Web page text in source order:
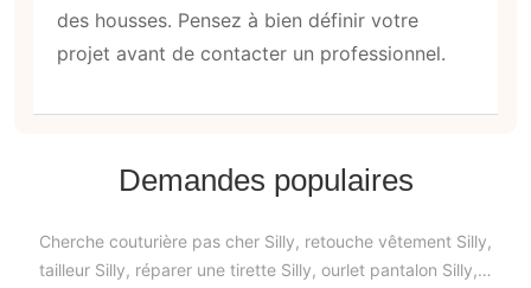
des housses. Pensez à bien définir votre
projet avant de contacter un professionnel.
Demandes populaires
Cherche couturière pas cher Silly, retouche vêtement Silly,
tailleur Silly, réparer une tirette Silly, ourlet pantalon Silly,…